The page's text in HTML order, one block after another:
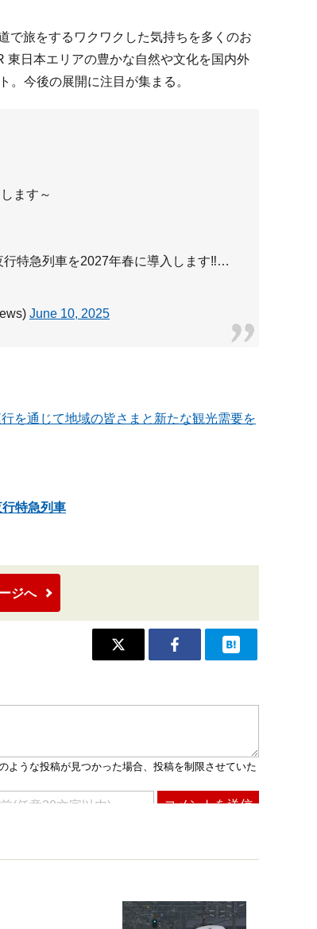
で旅をするワクワクした気持ちを多くのお
東日本エリアの豊かな自然や文化を国内外
。今後の展開に注目が集まる。
ます～
特急列車を2027年春に導入します‼️…
June 10, 2025
を通じて地域の皆さまと新たな観光需要を
特急列車
ジへ